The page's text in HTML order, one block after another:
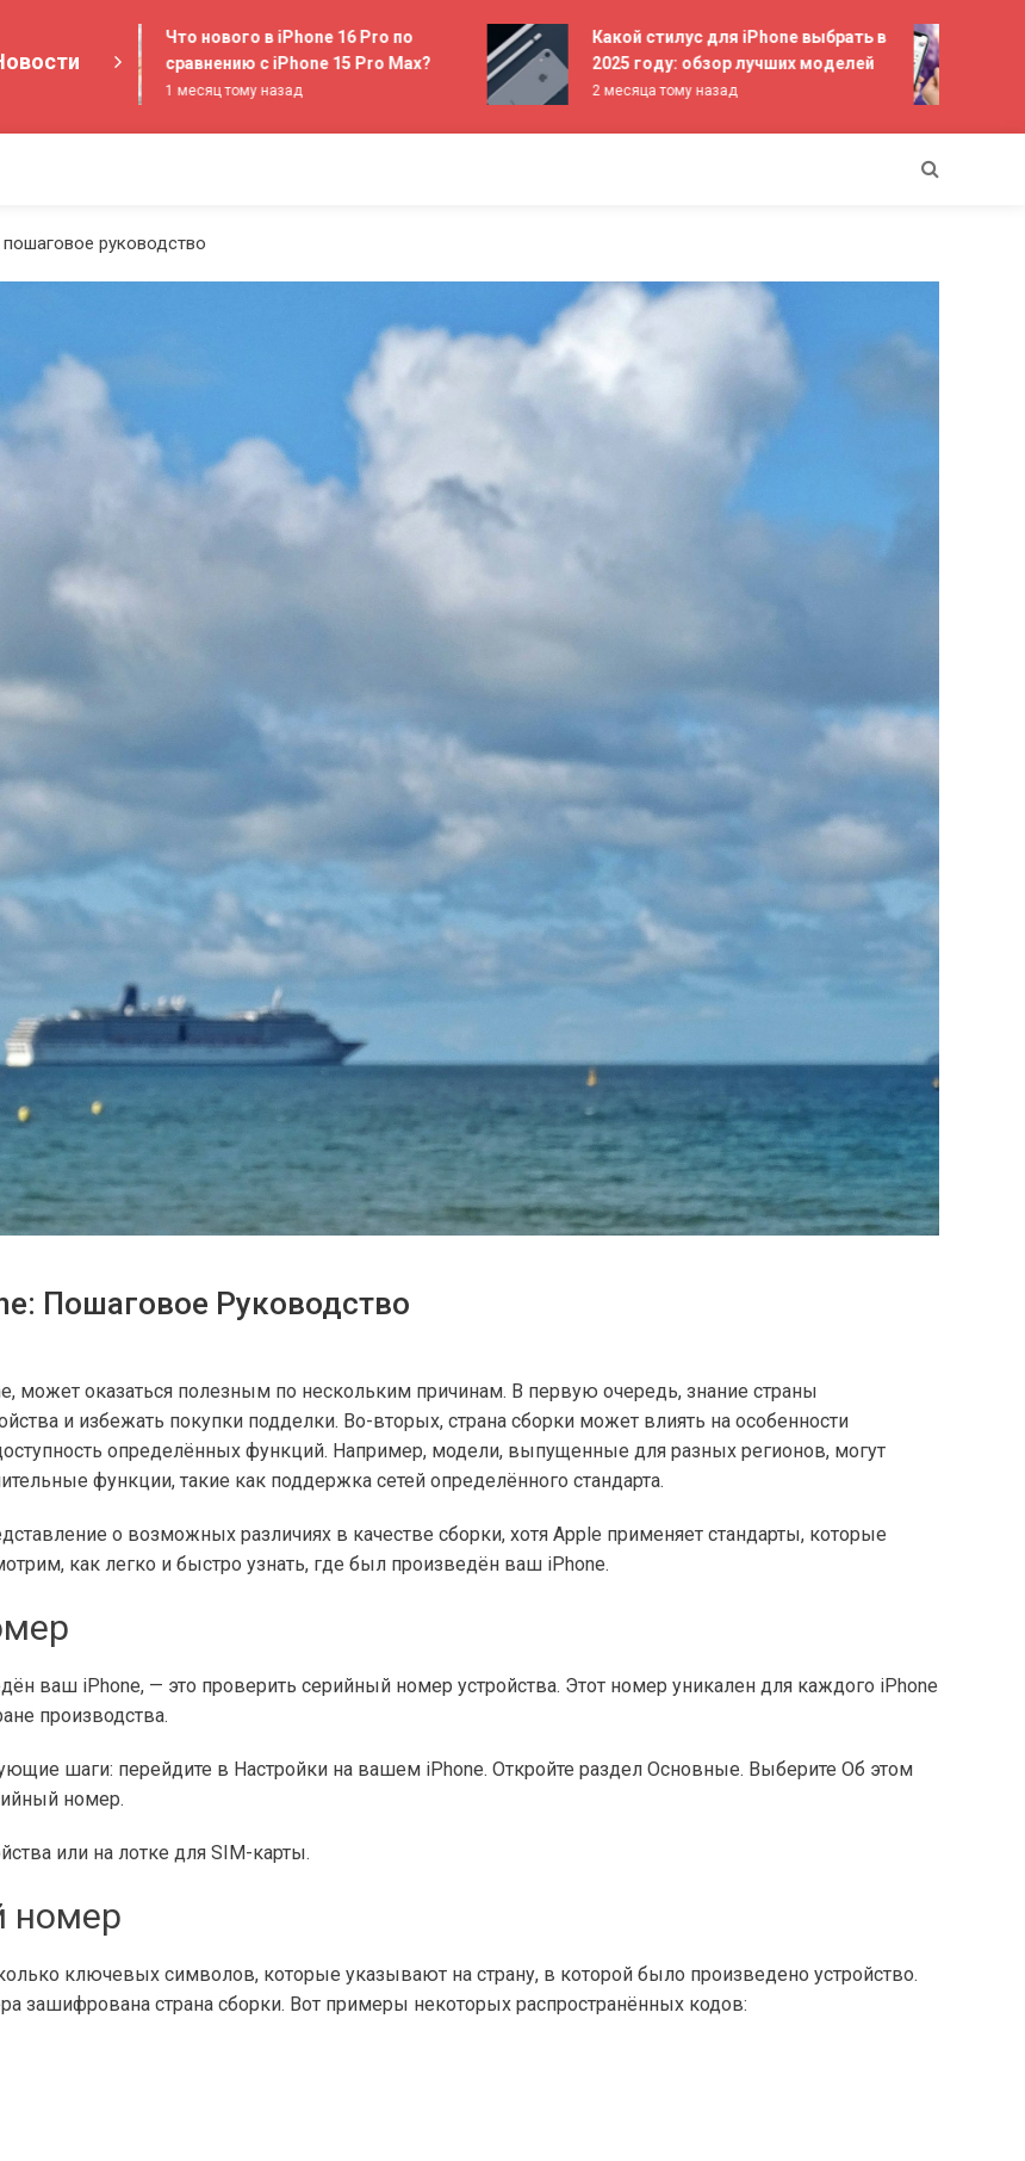
Что нового в iPhone 16 Pro по
сравнению с iPhone 15 Pro Max?
1 месяц тому назад
Какой стилус для iPhone выбрать в
2025 году: обзор лучших моделей
2 месяца тому назад
руководство
Пошаговое Руководство
может оказаться полезным по нескольким причинам. В первую очередь, знание страны
и избежать покупки подделки. Во-вторых, страна сборки может влиять на особенности
определённых функций. Например, модели, выпущенные для разных регионов, могут
функции, такие как поддержка сетей определённого стандарта.
о возможных различиях в качестве сборки, хотя Apple применяет стандарты, которые
как легко и быстро узнать, где был произведён ваш iPhone.
ваш iPhone, — это проверить серийный номер устройства. Этот номер уникален для каждого iPhone
производства.
шаги: перейдите в Настройки на вашем iPhone. Откройте раздел Основные. Выберите Об этом
номер.
или на лотке для SIM-карты.
номер
ключевых символов, которые указывают на страну, в которой было произведено устройство.
зашифрована страна сборки. Вот примеры некоторых распространённых кодов: